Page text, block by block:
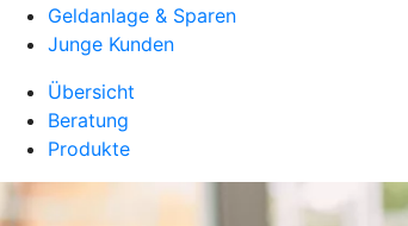
Geldanlage & Sparen
Junge Kunden
Übersicht
Beratung
Produkte